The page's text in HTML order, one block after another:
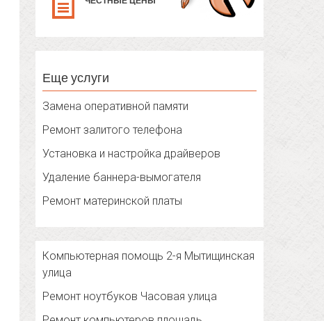
Еще услуги
Замена оперативной памяти
Ремонт залитого телефона
Установка и настройка драйверов
Удаление баннера-вымогателя
Ремонт материнской платы
Компьютерная помощь 2-я Мытищинская
улица
Ремонт ноутбуков Часовая улица